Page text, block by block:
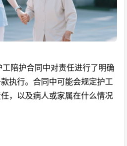
陪护合同中对责任进行了明确
执行。合同中可能会规定护工
，以及病人或家属在什么情况